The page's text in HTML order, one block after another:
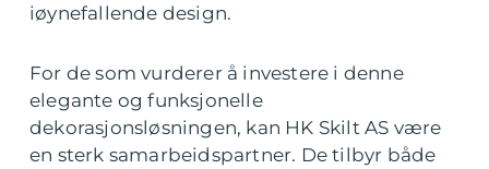
iøynefallende design.
For de som vurderer å investere i denne
elegante og funksjonelle
dekorasjonsløsningen, kan HK Skilt AS være
en sterk samarbeidspartner. De tilbyr både